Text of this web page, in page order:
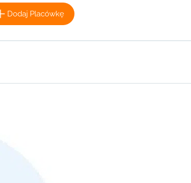
Dodaj Placówkę